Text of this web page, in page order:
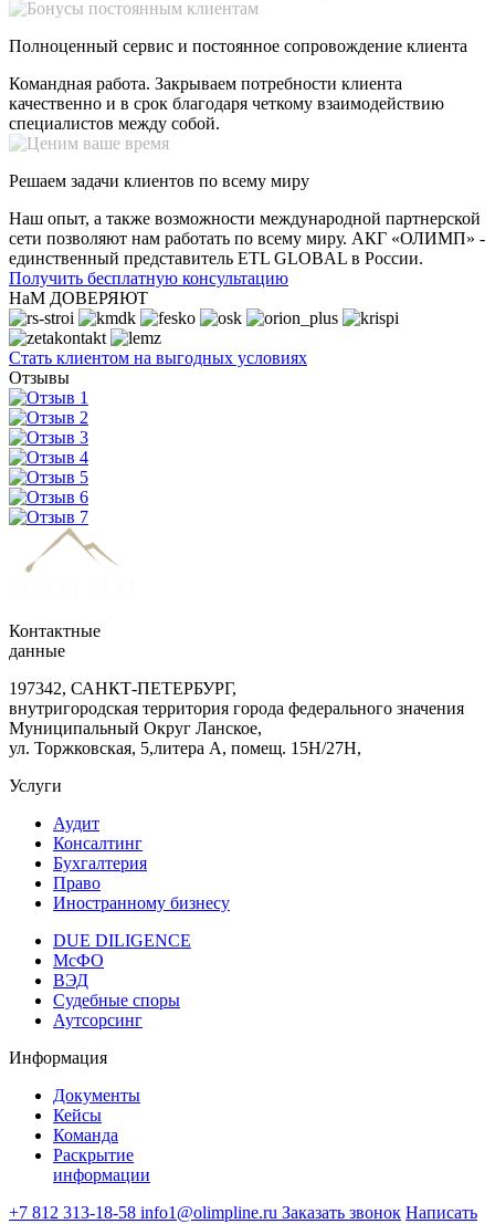
Полноценный сервис и постоянное сопровождение клиента
Командная работа. Закрываем потребности клиента
качественно и в срок благодаря четкому взаимодействию
специалистов между собой.
Решаем задачи клиентов по всему миру
Наш опыт, а также возможности международной партнерской
сети позволяют нам работать по всему миру. АКГ «ОЛИМП» -
единственный представитель ETL GLOBAL в России.
Получить бесплатную консультацию
НаМ ДОВЕРЯЮТ
Стать клиентом на выгодных условиях
Отзывы
Контактные
данные
197342, САНКТ-ПЕТЕРБУРГ,
внутригородская территория города федерального значения
Муниципальный Округ Ланское,
ул. Торжковская, 5,литера А, помещ. 15Н/27Н,
Услуги
Аудит
Консалтинг
Бухгалтерия
Право
Иностранному бизнесу
DUE DILIGENCE
МсФО
ВЭД
Судебные споры
Аутсорсинг
Информация
Документы
Кейсы
Команда
Раскрытие
информации
+7 812 313-18-58 info1@olimpline.ru Заказать звонок Написать